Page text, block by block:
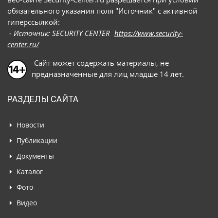
обязательного указания поля "Источник" с активной
гиперссылкой:
- Источник: SECURITY CENTER https://www.security-
center.ru/
Сайт может содержать материалы, не
предназначенные для лиц младше 14 лет.
РАЗДЕЛЫ САЙТА
Новости
Публикации
Документы
Каталог
Фото
Видео